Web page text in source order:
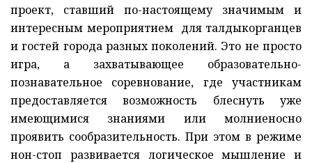
проект, ставший по-настоящему значимым и
интересным мероприятием для талдыкорганцев
и гостей города разных поколений. Это не просто
игра, а захватывающее образовательно-
познавательное соревнование, где участникам
предоставляется возможность блеснуть уже
имеющимися знаниями или молниеносно
проявить сообразительность. При этом в режиме
нон-стоп развивается логическое мышление и